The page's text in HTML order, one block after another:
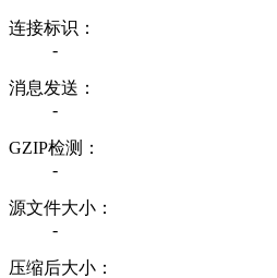
连接标识：
-
消息发送：
-
GZIP检测：
-
源文件大小：
-
压缩后大小：